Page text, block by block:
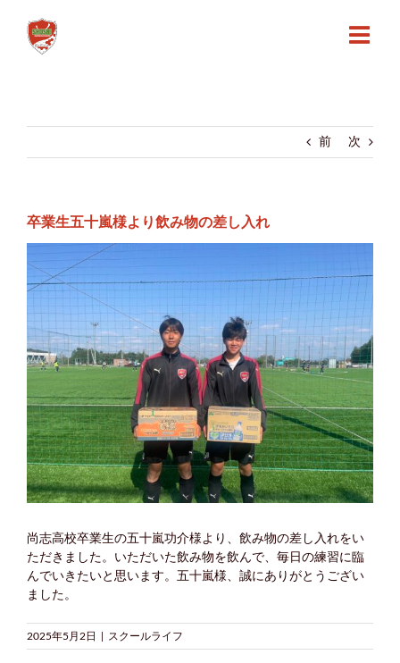
content
前 次
卒業生五十嵐様より飲み物の差し入れ
尚志高校卒業生の五十嵐功介様より、飲み物の差し入れをい
ただきました。いただいた飲み物を飲んで、毎日の練習に臨
んでいきたいと思います。五十嵐様、誠にありがとうござい
ました。
2025年5月2日 スクールライフ